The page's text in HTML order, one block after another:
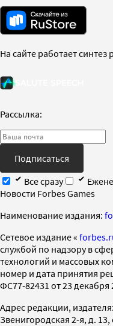
На сайте работает синтез
Рассылка:
Подписаться
Все сразу
Новости Forbes Games
Наименование издания:
Cетевое издание «
службой по надзору в
технологий и массовых
номер и дата принятия
ФС77-82431 от 23 декабря
Адрес редакции,
Звенигородская 2-я, д. 13,